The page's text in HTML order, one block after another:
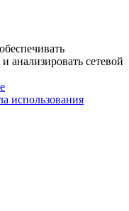
анализировать сетевой
использования